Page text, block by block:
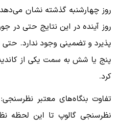
روز چهارشنبه گذشته نشان
روز آینده در این نتایج حتی در
پذیرد و تضمینی وجود ندارد. حتی
پنج یا شش به سمت یکی از
کرد.
تفاوت بنگاه‌های معتبر نظرسنجی:
نظر‌سنجی گالوپ تا این لحظه